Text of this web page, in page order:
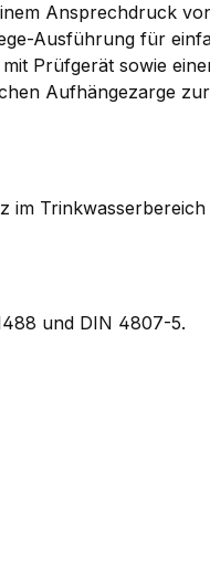
Ansprechdruck
Ausführung für
Prüfgerät sowie
Aufhängezarge
im
und DIN 4807-5.